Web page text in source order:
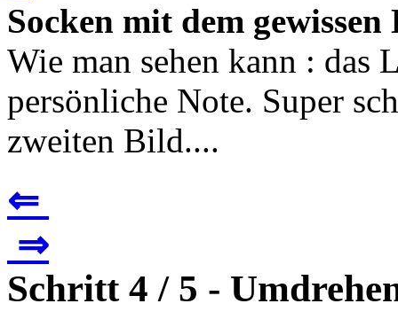
Socken mit dem gewissen
Wie man sehen kann :
persönliche Note. Super
zweiten Bild....
⇐
⇒
Schritt 4 / 5 -